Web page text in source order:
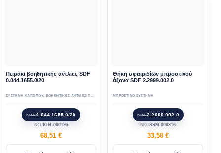
Πειράκι βοηθητικής αντλίας SDF
0.044.1655.0/20
ΣΥΣΤΗΜΑ ΚΑΥΣΙΜΟΥ, ΒΟΗΘΗΤΙΚΕΣ ΑΝΤΛΙΕΣ ΠΕΤΡΕΛΑΙΟΥ
ΚΩΔ.0.044.1655.0/20
SKU KIN-000195
68,51 €
Θήκη σφαιριδίων μπροστινού
άξονα SDF 2.2999.002.0
ΜΠΡΟΣΤΙΝΟ ΣΥΣΤΗΜΑ
ΚΩΔ.2.2999.002.0
SKUSSM-000316
33,58 €